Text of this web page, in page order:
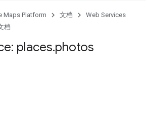
Maps Platform 文档
Web Services
档
places.photos